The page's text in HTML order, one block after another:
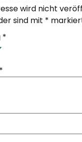
wird nicht
sind mit *
*
*